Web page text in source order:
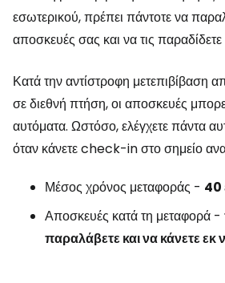
εσωτερικού, πρέπει πάντοτε να
αποσκευές σας και να τις παραδίδετε
Κατά την αντίστροφη μετεπιβίβαση
σε διεθνή πτήση, οι αποσκευές
αυτόματα. Ωστόσο, ελέγχετε πάντα
όταν κάνετε check-in στο σημείο
Μέσος χρόνος μεταφοράς - 40
Αποσκευές κατά τη μεταφορά -
παραλάβετε και να κάνετε